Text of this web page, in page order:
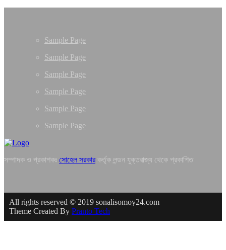
Sample Page
Sample Page
Sample Page
Sample Page
Sample Page
Sample Page
সম্পাদক ও প্রকাশকঃ সোহেল সরকারকর্তৃক লন্ডন যুক্তরাজ্য থেকে প্রকাশিত
All rights reserved © 2019 sonalisomoy24.com
Theme Created By Pranto Tech